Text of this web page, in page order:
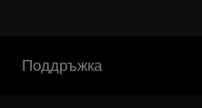
Поддръжка